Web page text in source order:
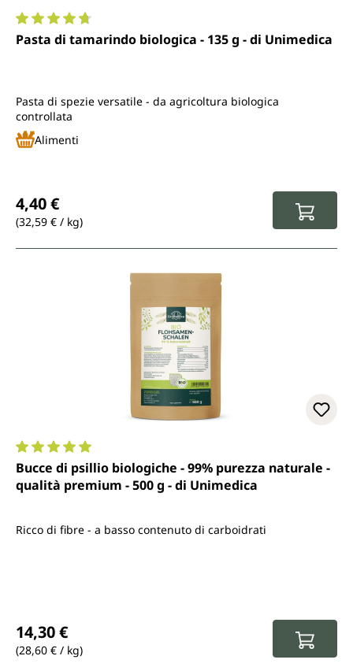
Valutazione media di 4.7 su 5 stelle
Pasta di tamarindo biologica - 135 g - di Unimedica
Pasta di spezie versatile - da agricoltura biologica
controllata
Alimenti
4,40 €
(32,59 € / kg)
Valutazione media di 5 su 5 stelle
Bucce di psillio biologiche - 99% purezza naturale -
qualità premium - 500 g - di Unimedica
Ricco di fibre - a basso contenuto di carboidrati
14,30 €
(28,60 € / kg)